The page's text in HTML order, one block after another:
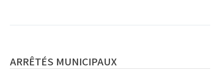
ARRÊTÉS MUNICIPAUX